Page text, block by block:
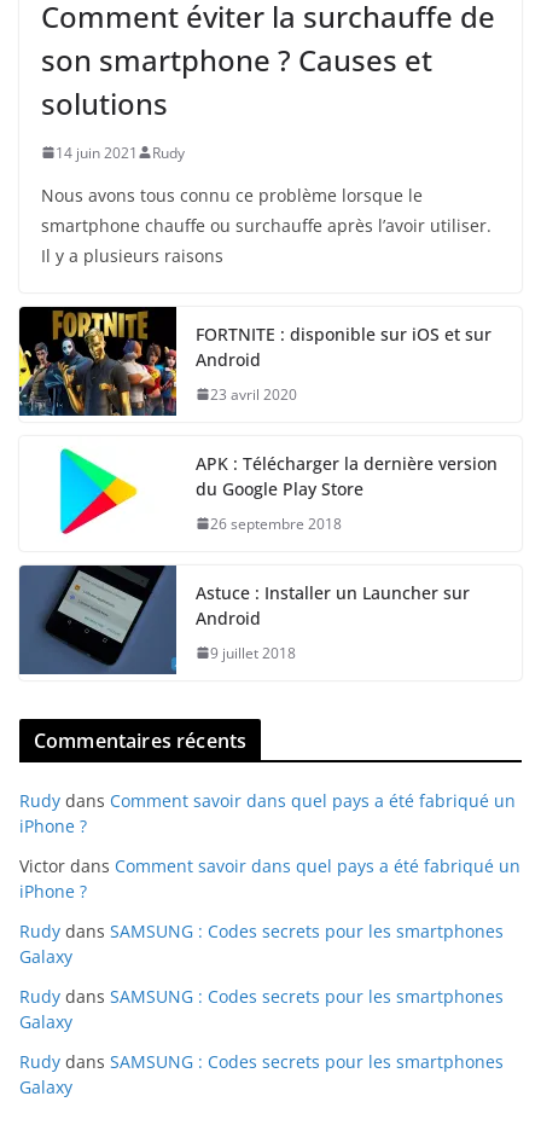
Comment éviter la surchauffe de
son smartphone ? Causes et
solutions
14 juin 2021 Rudy
Nous avons tous connu ce problème lorsque le
smartphone chauffe ou surchauffe après l’avoir utiliser.
Il y a plusieurs raisons
FORTNITE : disponible sur iOS et sur
Android
23 avril 2020
APK : Télécharger la dernière version
du Google Play Store
26 septembre 2018
Astuce : Installer un Launcher sur
Android
9 juillet 2018
Commentaires récents
Rudy dans Comment savoir dans quel pays a été fabriqué un
iPhone ?
Victor dans Comment savoir dans quel pays a été fabriqué un
iPhone ?
Rudy dans SAMSUNG : Codes secrets pour les smartphones
Galaxy
Rudy dans SAMSUNG : Codes secrets pour les smartphones
Galaxy
Rudy dans SAMSUNG : Codes secrets pour les smartphones
Galaxy